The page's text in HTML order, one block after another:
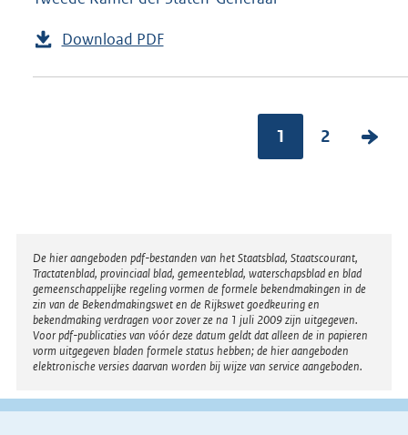
Download PDF
1 2
V
g
Disclaimer
De hier aangeboden pdf-bestanden van het Staatsblad, Staatscourant,
Tractatenblad, provinciaal blad, gemeenteblad, waterschapsblad en blad
gemeenschappelijke regeling vormen de formele bekendmakingen in de
zin van de Bekendmakingswet en de Rijkswet goedkeuring en
bekendmaking verdragen voor zover ze na 1 juli 2009 zijn uitgegeven.
Voor pdf-publicaties van vóór deze datum geldt dat alleen de in papieren
vorm uitgegeven bladen formele status hebben; de hier aangeboden
elektronische versies daarvan worden bij wijze van service aangeboden.